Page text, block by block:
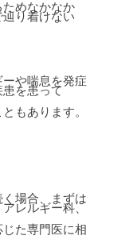
めなかなか
り着けない
や喘息を発症
を患って
もあります。
場合、まずは
レルギー科、
た専門医に相